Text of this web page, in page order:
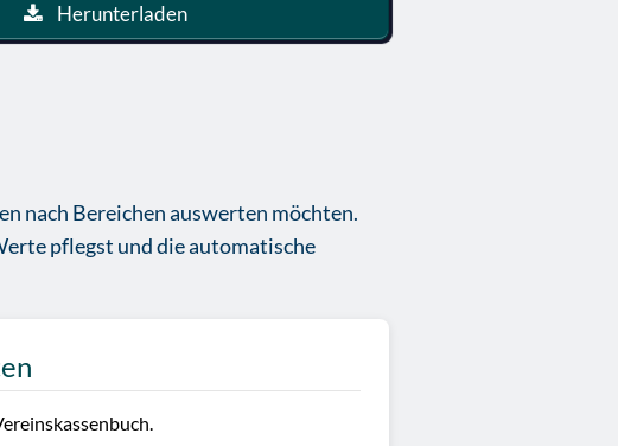
Herunterladen
nach Bereichen auswerten möchten.
pflegst und die automatische